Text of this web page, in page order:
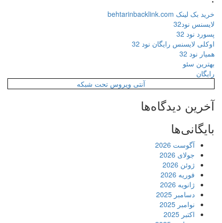
خرید بک لینک behtarinbacklink.com
لایسنس نود32
پسورد نود 32
اوکلی لایسنس رایگان نود 32
همیار نود 32
بهترین سئو
رایگان
آنتی ویروس تحت شبکه
آخرین دیدگاه‌ها
بایگانی‌ها
آگوست 2026
جولای 2026
ژوئن 2026
فوریه 2026
ژانویه 2026
دسامبر 2025
نوامبر 2025
اکتبر 2025